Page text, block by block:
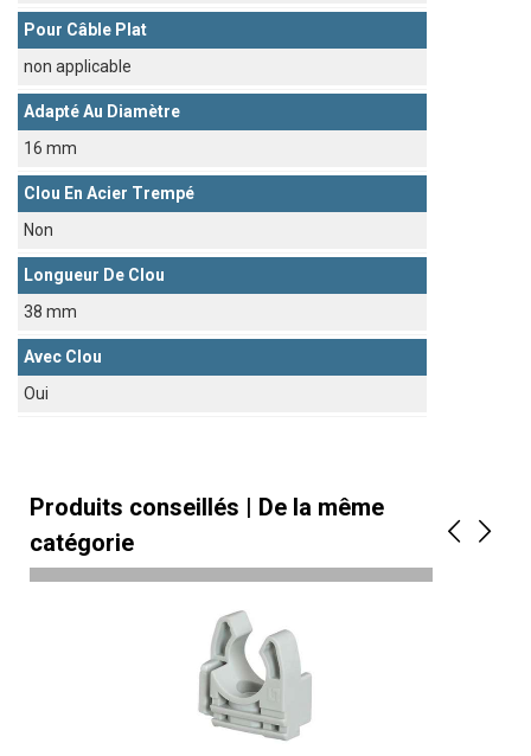
Pour Câble Plat
non applicable
Adapté Au Diamètre
16 mm
Clou En Acier Trempé
Non
Longueur De Clou
38 mm
Avec Clou
Oui
Produits conseillés | De la même
catégorie